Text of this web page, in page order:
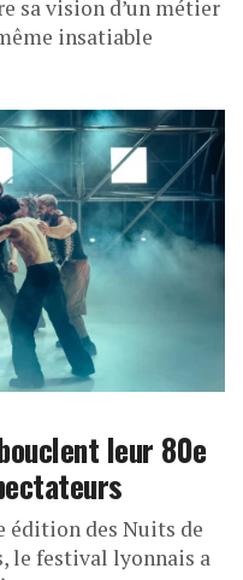
sa vision d’un métier
insatiable
leur 80e
édition des Nuits de
le festival lyonnais a